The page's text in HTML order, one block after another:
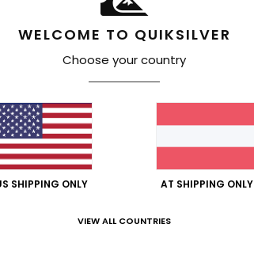
WELCOME TO QUIKSILVER
Choose your country
SHIPPING ONLY AT SHIPPING ONLY
VIEW ALL COUNTRIES